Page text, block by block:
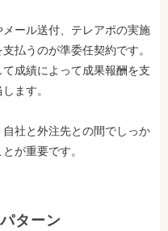
ール送付、テレアポの実施
払うのが準委任契約です。
成績によって成果報酬を支
ます。
社と外注先との間でしっか
が重要です。
ターン